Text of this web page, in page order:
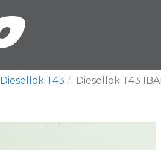
Diesellok T43 Diesellok T43